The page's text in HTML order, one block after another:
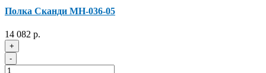
Полка Сканди МН-036-05
14 082 р.
+
-